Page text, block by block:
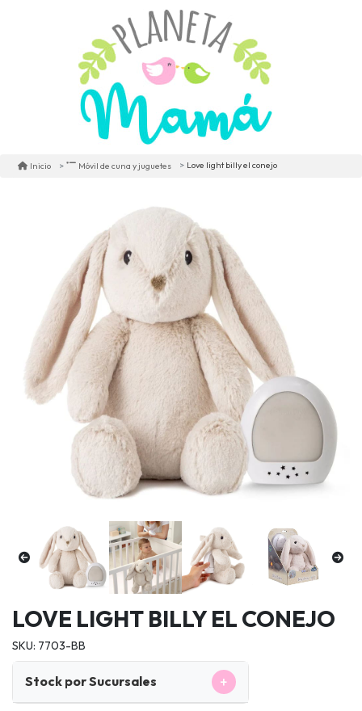
Inicio Móvil de cuna y juguetes Love light billy el conejo
LOVE LIGHT BILLY EL CONEJO
SKU: 7703-BB
Stock por Sucursales +